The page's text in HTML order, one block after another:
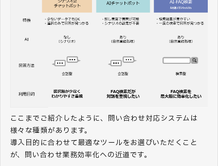
ここまでご紹介したように、問い合わせ対応システムは
様々な種類があります。
導入目的に合わせて最適なツールをお選びいただくこと
が、問い合わせ業務効率化への近道です。